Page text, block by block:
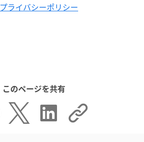
プライバシーポリシー
このページを共有